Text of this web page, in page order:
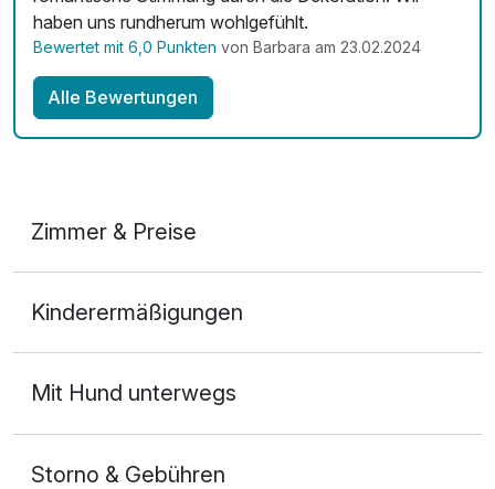
haben uns rundherum wohlgefühlt.
Bewertet mit 6,0 Punkten von Barbara am 23.02.2024
Alle Bewertungen
Zimmer & Preise
2 Erwachsene und 1 Kind
Kinderermäßigungen
Mit Hund unterwegs
Storno & Gebühren